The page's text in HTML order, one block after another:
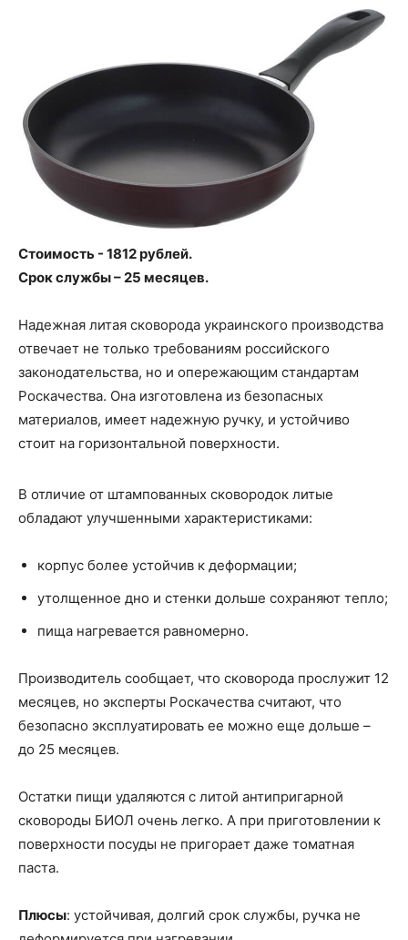
Стоимость - 1812 рублей.
Срок службы – 25 месяцев.
Надежная литая сковорода украинского производства
отвечает не только требованиям российского
законодательства, но и опережающим стандартам
Роскачества. Она изготовлена из безопасных
материалов, имеет надежную ручку, и устойчиво
стоит на горизонтальной поверхности.
В отличие от штампованных сковородок литые
обладают улучшенными характеристиками:
корпус более устойчив к деформации;
утолщенное дно и стенки дольше сохраняют тепло;
пища нагревается равномерно.
Производитель сообщает, что сковорода прослужит 12
месяцев, но эксперты Роскачества считают, что
безопасно эксплуатировать ее можно еще дольше –
до 25 месяцев.
Остатки пищи удаляются с литой антипригарной
сковороды БИОЛ очень легко. А при приготовлении к
поверхности посуды не пригорает даже томатная
паста.
Плюсы: устойчивая, долгий срок службы, ручка не